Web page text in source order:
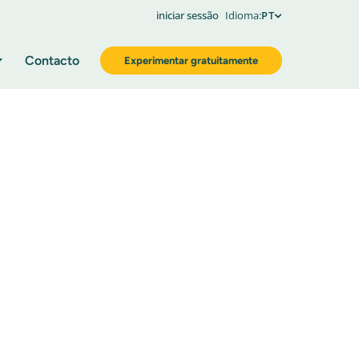
iniciar sessão Idioma:PT
Contacto Experimentar gratuitamente